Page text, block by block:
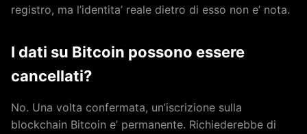
registro, ma l’identita’ reale dietro di esso non e’ nota.
I dati su Bitcoin possono essere
cancellati?
No. Una volta confermata, un’iscrizione sulla
blockchain Bitcoin e’ permanente. Richiederebbe di